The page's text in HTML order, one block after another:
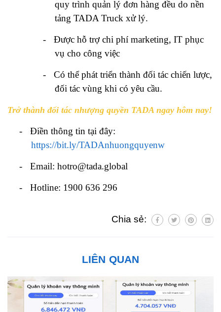
quy trình quản lý đơn hàng đều do nền
tảng TADA Truck xử lý.
-
Được hỗ trợ chi phí marketing, IT phục
vụ cho công việc
-
Có thể phát triển thành đối tác chiến lược,
đối tác vùng khi có yêu cầu.
Trở thành đối tác nhượng quyền TADA ngay hôm nay!
-
Điền thông tin tại đây:
https://bit.ly/TADAnhuongquyenw
- Email: hotro@tada.global
- Hotline: 1900 636 296
Chia sẻ:
LIÊN QUAN